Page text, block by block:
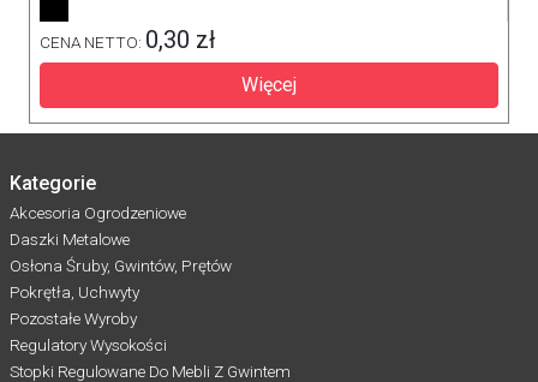
CENA NETTO: 0,30 zł
Więcej
Kategorie
Akcesoria Ogrodzeniowe
Daszki Metalowe
Osłona Śruby, Gwintów, Prętów
Pokrętła, Uchwyty
Pozostałe Wyroby
Regulatory Wysokości
Stopki Regulowane Do Mebli Z Gwintem